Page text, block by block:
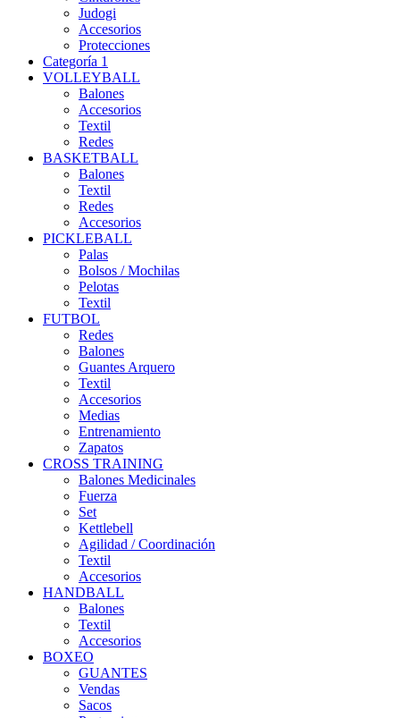
Judogi
Accesorios
Protecciones
Categoría 1
VOLLEYBALL
Balones
Accesorios
Textil
Redes
BASKETBALL
Balones
Textil
Redes
Accesorios
PICKLEBALL
Palas
Bolsos / Mochilas
Pelotas
Textil
FUTBOL
Redes
Balones
Guantes Arquero
Textil
Accesorios
Medias
Entrenamiento
Zapatos
CROSS TRAINING
Balones Medicinales
Fuerza
Set
Kettlebell
Agilidad / Coordinación
Textil
Accesorios
HANDBALL
Balones
Textil
Accesorios
BOXEO
GUANTES
Vendas
Sacos